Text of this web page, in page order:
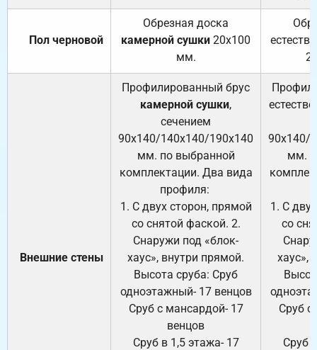
Пол черновой
Обрезная доска
камерной сушки 20х100
мм.
Внешние стены
Профилированный брус
камерной сушки,
сечением
90х140/140х140/190х140
мм. по выбранной
комплектации. Два вида
профиля:
1. С двух сторон, прямой
со снятой фаской. 2.
Снаружи под «блок-
хаус», внутри прямой.
Высота сруба: Сруб
одноэтажный- 17 венцов
Сруб с мансардой- 17
венцов
Сруб в 1,5 этажа- 17
90х140/
мм.
1. С
со
хаус»,
Сруб с
Сруб